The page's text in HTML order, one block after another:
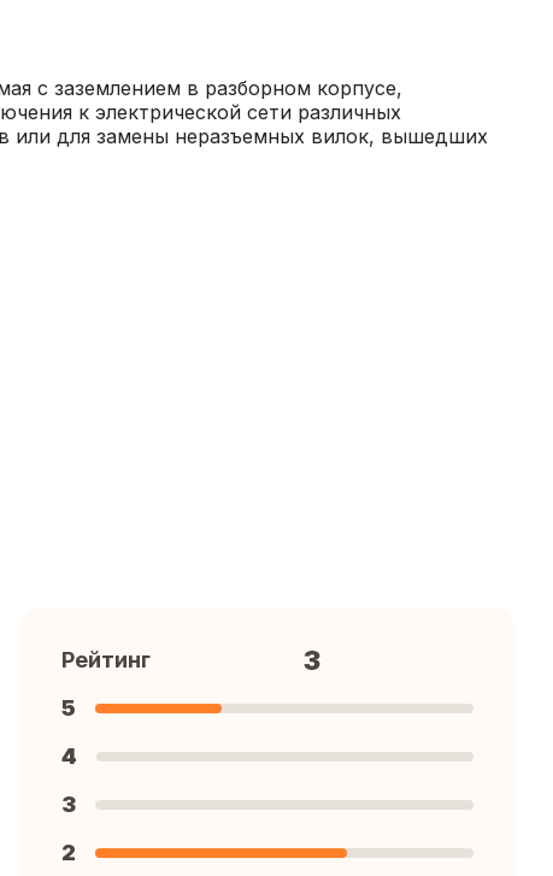
с заземлением в разборном корпусе,
к электрической сети различных
или для замены неразъемных вилок, вышедших
Рейтинг 3
5
4
3
2